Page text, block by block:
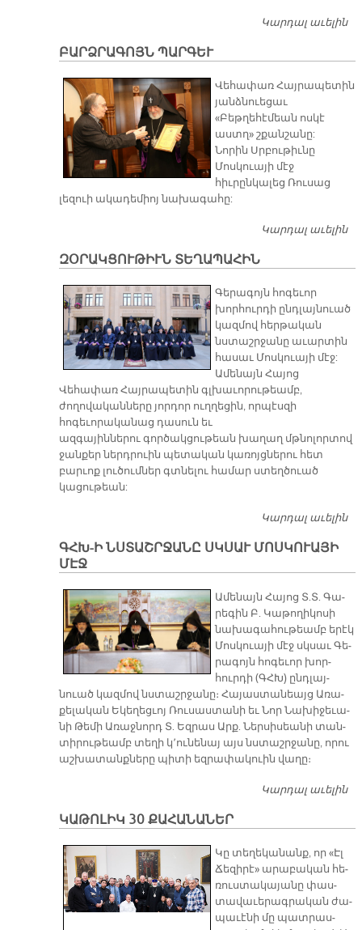
Կարդալ աւելին
ԲԱՐՁՐԱԳՈՅՆ ՊԱՐԳԵՒ
Վեհափառ Հայրապետին
յանձնուեցաւ
«Բեթղեհէմեան ոսկէ
աստղ» շքանշանը:
Նորին Սրբութիւնը
Մոսկուայի մէջ
հիւրընկալեց Ռուսաց
լեզուի ակադեմիոյ նախագահը:
Կարդալ աւելին
ԶՕՐԱԿՑՈՒԹԻՒՆ ՏԵՂԱՊԱՀԻՆ
Գերագոյն հոգեւոր
խորհուրդի ընդլայնուած
կազմով հերթական
նստաշրջանը աւարտին
հասաւ Մոսկուայի մէջ:
Ամենայն Հայոց
Վեհափառ Հայրապետին գլխաւորութեամբ,
ժողովականները յորդոր ուղղեցին, որպէսզի
հոգեւորականաց դասուն եւ
ազգայիններու գործակցութեան խաղաղ մթնոլորտով
ջանքեր ներդրուին պետական կառոյցներու հետ
բարւոք լուծումներ գտնելու համար ստեղծուած
կացութեան:
Կարդալ աւելին
ԳՀԽ-Ի ՆՍՏԱՇՐՋԱՆԸ ՍԿՍԱՒ ՄՈՍԿՈՒԱՅԻ
ՄԷՋ
Ա­մե­նայն Հա­յոց Տ.Տ. Գա­
րե­գին Բ. Կա­թո­ղի­կո­սի
նա­խա­գա­հու­թեամբ ե­րէկ
Մոս­կուա­յի մէջ սկսաւ Գե­
րա­գոյն հո­գե­ւոր խոր­
հուր­դի (ԳՀԽ) ընդ­լայ­
նուած կազ­մով նստաշր­ջա­նը։ Հա­յաս­տա­նեայց Ա­ռա­
քե­լա­կան Ե­կե­ղեց­ւոյ Ռու­սաս­տա­նի եւ Նոր Նա­խի­ջե­ւա­
նի Թե­մի Ա­ռաջ­նորդ Տ. Եզ­րաս Արք. Ներ­սի­սեա­նի տան­
տի­րու­թեամբ տե­ղի կ՚ու­նե­նայ այս նստաշր­ջա­նը, ո­րու
աշ­խա­տանք­նե­րը պի­տի եզ­րա­փա­կուին վա­ղը։
Կարդալ աւելին
ԿԱԹՈԼԻԿ 30 ՔԱՀԱՆԱՆԵՐ
​Կը տե­ղե­կա­նանք, որ «Էլ
Ճե­զի­րէ» ա­րա­բա­կան հե­
ռուս­տա­կա­յա­նը փաս­
տա­վա­ւե­րագ­րա­կան ժա­
պա­ւէ­նի մը պատ­րաս­